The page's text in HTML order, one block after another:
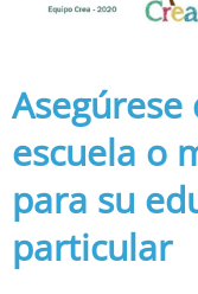
escuela o
para su
particular